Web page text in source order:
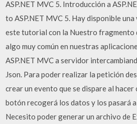
ASP.NET MVC 5. Introducción a
to ASP.NET MVC 5. Hay disponible
este tutorial con la Nuestro
algo muy común en nuestras
ASP.NET MVC a servidor
Json. Para poder realizar la petición
crear un evento que se dispare al hacer
botón recogerá los datos y los pasará
Necesito poder generar un archivo de